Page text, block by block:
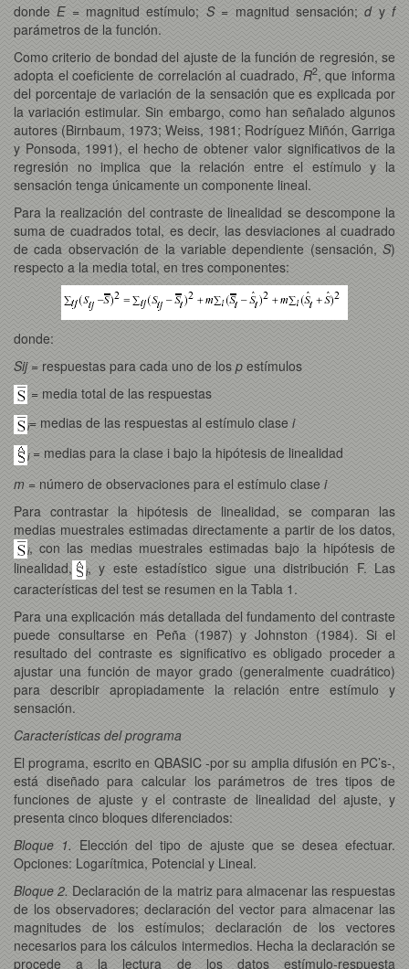
dondeE= magnitud estímulo; S= magnitud sensación;dy f
parámetros de la función.
Como criterio de bondad del ajuste de la función de regresión, se
adopta el coeficiente de correlación al cuadrado, R2, que informa
del porcentaje de variación de la sensación que es explicada por
la variación estimular. Sin embargo, como han señalado algunos
autores (Birnbaum, 1973; Weiss, 1981; Rodríguez Miñón, Garriga
y Ponsoda, 1991), el hecho de obtener valor significativos de la
regresión no implica que la relación entre el estímulo y la
sensación tenga únicamente un componente lineal.
Para la realización del contraste de linealidad se descompone la
suma de cuadrados total, es decir, las desviaciones al cuadrado
de cada observación de la variable dependiente (sensación, S)
respecto a la media total, en tres componentes:
donde:
Sij= respuestas para cada uno de los p estímulos
= media total de las respuestas
i= medias de las respuestas al estímulo clase i
i= medias para la clase i bajo la hipótesis de linealidad
m = número de observaciones para el estímulo clase i
Para contrastar la hipótesis de linealidad, se comparan las
medias muestrales estimadas directamente a partir de los datos,
i, con las medias muestrales estimadas bajo la hipótesis de
linealidad,
i, y este estadístico sigue una distribución F. Las
características del test se resumen en la Tabla 1.
Para una explicación más detallada del fundamento del contraste
puede consultarse en Peña (1987) y Johnston (1984). Si el
resultado del contraste es significativo es obligado proceder a
ajustar una función de mayor grado (generalmente cuadrático)
para describir apropiadamente la relación entre estímulo y
sensación.
Características del programa
El programa, escrito en QBASIC -por su amplia difusión en PC’s-,
está diseñado para calcular los parámetros de tres tipos de
funciones de ajuste y el contraste de linealidad del ajuste, y
presenta cinco bloques diferenciados:
Bloque 1. Elección del tipo de ajuste que se desea efectuar.
Opciones: Logarítmica, Potencial y Lineal.
Bloque 2. Declaración de la matriz para almacenar las respuestas
de los observadores; declaración del vector para almacenar las
magnitudes de los estímulos; declaración de los vectores
necesarios para los cálculos intermedios. Hecha la declaración se
procede a la lectura de los datos estímulo-respuesta